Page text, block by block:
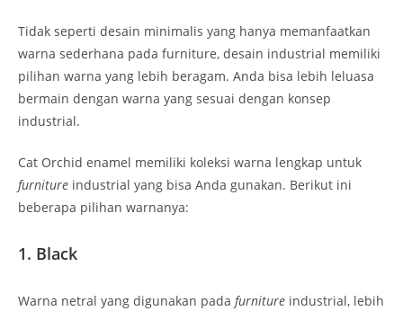
Tidak seperti desain minimalis yang hanya memanfaatkan
warna sederhana pada furniture, desain industrial memiliki
pilihan warna yang lebih beragam. Anda bisa lebih leluasa
bermain dengan warna yang sesuai dengan konsep
industrial.
Cat Orchid enamel memiliki koleksi warna lengkap untuk
furniture industrial yang bisa Anda gunakan. Berikut ini
beberapa pilihan warnanya:
1. Black
Warna netral yang digunakan pada furniture industrial, lebih